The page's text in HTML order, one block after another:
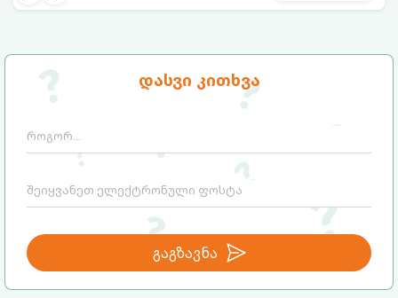
დასვი კითხვა
გაგზავნა